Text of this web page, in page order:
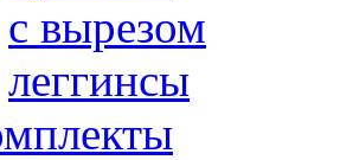
с вырезом
леггинсы